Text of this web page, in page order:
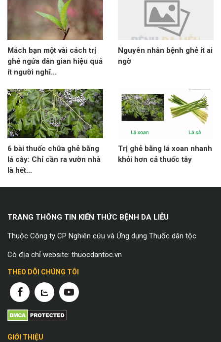
Mách bạn một vài cách trị
ghẻ ngứa dân gian hiệu quả
ít người nghĩ...
Nguyên nhân bệnh ghẻ ít ai
ngờ
6 bài thuốc chữa ghẻ bằng
lá cây: Chỉ cần ra vườn nhà
là hết...
Trị ghẻ bằng lá xoan nhanh
khỏi hơn cả thuốc tây
TRANG THÔNG TIN KIẾN THỨC BỆNH DA LIỄU
Thuộc Công ty CP Nghiên cứu và Ứng dụng Thuốc dân tộc
Có địa chỉ website: thuocdantoc.vn
THEO DÕI CHÚNG TÔI
GIỚI THIỆU